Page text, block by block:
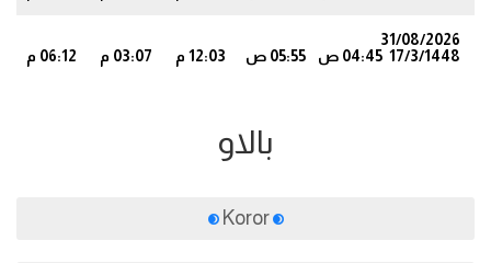
31/08/2026
17/3/1448 04:45 ص 05:55 ص 12:03 م 03:07 م 06:12 م
بالاو
Koror